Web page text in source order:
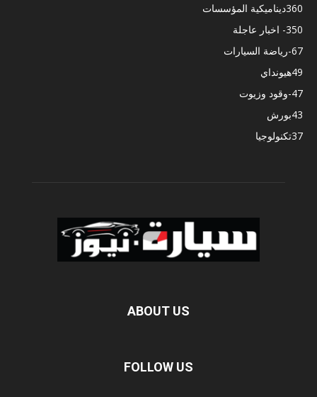
ديناميكية المؤسسات360
- اخبار عاجلة350
-رياضة السيارات67
هيونداي49
-وقود وزيوت47
بورش43
تكنولوجيا37
ABOUT US
FOLLOW US